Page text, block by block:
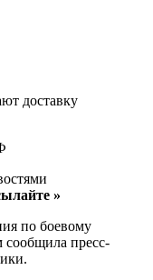
доставку
»
по боевому
пресс-